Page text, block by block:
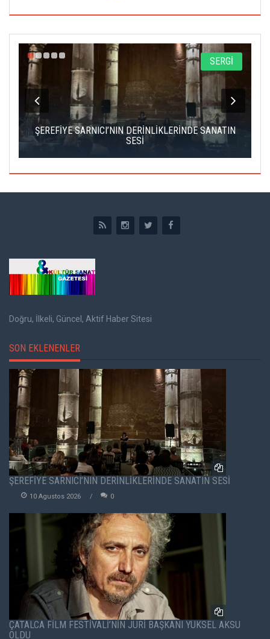
SERGİ
ŞEREFİYE SARNICI’NIN DERİNLİKLERİNDE SANATIN
SESİ
Doğru, İlkeli, Güncel, Aktif Haber Sitesi
SON EKLENENLER
ŞEREFİYE SARNICI’NIN DERİNLİKLERİNDE SANATIN SESİ
10 Agustos 2026 0
ÇATALCA FİLM FESTİVALİ’NİN JÜRİ BAŞKANI YÜKSEL AKSU
OLDU